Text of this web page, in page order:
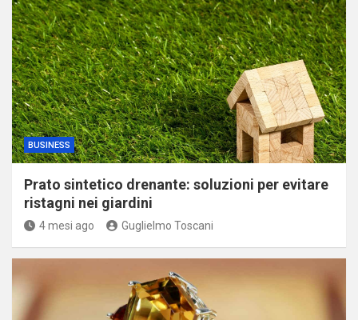
BUSINESS
Prato sintetico drenante: soluzioni per evitare
ristagni nei giardini
4 mesi ago Guglielmo Toscani